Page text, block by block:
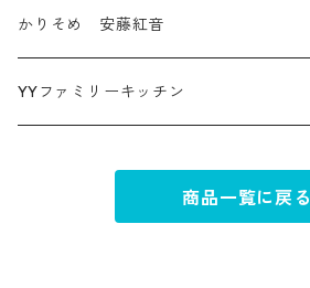
かりそめ 安藤紅音
YYファミリーキッチン
商品一覧に戻る